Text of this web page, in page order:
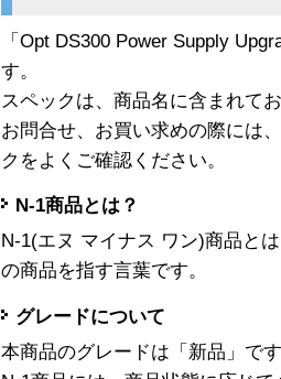
「Opt DS300 Power Supply
す。
スペックは、商品名に含まれて
お問合せ、お買い求めの際には
クをよくご確認ください。
N-1商品とは？
N-1(エヌ マイナス ワン)商品と
の商品を指す言葉です。
グレードについて
本商品のグレードは「新品」です